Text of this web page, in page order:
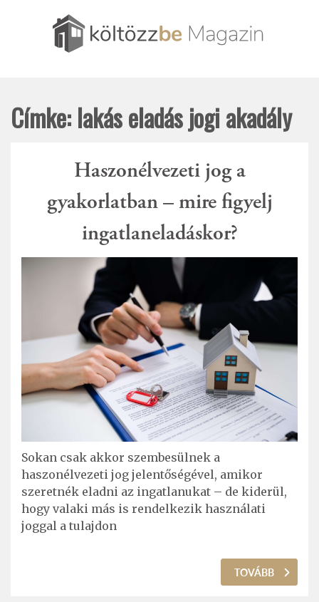
amit szerintünk tudni érdemes
Címke:lakás eladás jogi akadály
Haszonélvezeti jog a
gyakorlatban – mire figyelj
ingatlaneladáskor?
Sokan csak akkor szembesülnek a
haszonélvezeti jog jelentőségével, amikor
szeretnék eladni az ingatlanukat – de kiderül,
hogy valaki más is rendelkezik használati
joggal a tulajdon
TOVÁBB